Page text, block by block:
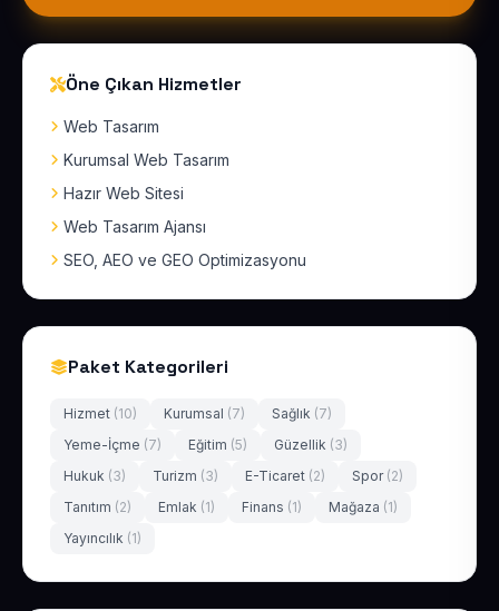
Öne Çıkan Hizmetler
Web Tasarım
Kurumsal Web Tasarım
Hazır Web Sitesi
Web Tasarım Ajansı
SEO, AEO ve GEO Optimizasyonu
Paket Kategorileri
Hizmet (10) Kurumsal (7) Sağlık (7)
Yeme-İçme (7) Eğitim (5) Güzellik (3)
Hukuk (3) Turizm (3) E-Ticaret (2) Spor (2)
Tanıtım (2) Emlak (1) Finans (1) Mağaza (1)
Yayıncılık (1)